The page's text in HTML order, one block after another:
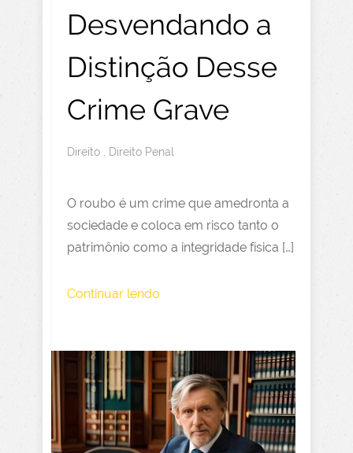
Desvendando a
Distinção Desse
Crime Grave
Direito , Direito Penal
O roubo é um crime que amedronta a
sociedade e coloca em risco tanto o
patrimônio como a integridade física […]
Continuar lendo